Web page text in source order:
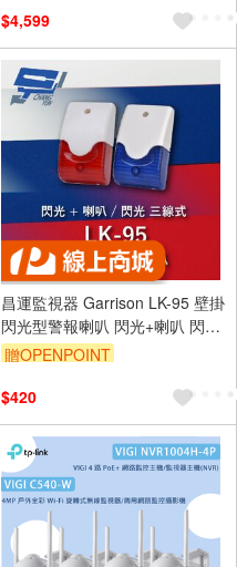
$4,599
昌運監視器 Garrison LK-95 壁掛
閃光型警報喇叭 閃光+喇叭 閃光
三線式 8只強光LED
贈OPENPOINT
$420